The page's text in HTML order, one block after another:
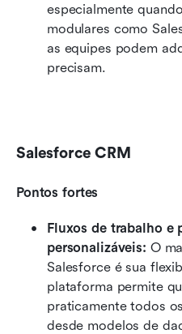
especialmente
modulares como
as equipes podem
precisam.
Salesforce CRM
Pontos fortes
Fluxos de trabalho e
personalizáveis: O
Salesforce é sua
plataforma permite
praticamente todos
desde modelos de